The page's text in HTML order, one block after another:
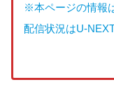
※本ページの情報
配信状況はU-